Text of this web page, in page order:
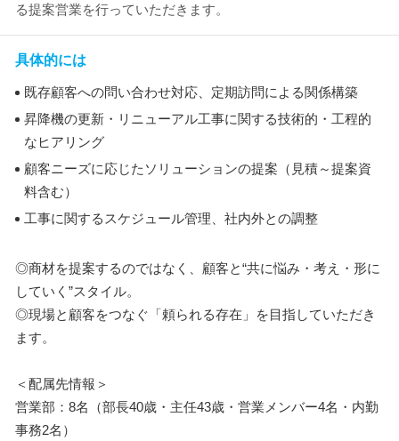
る提案営業を行っていただきます。
具体的には
既存顧客への問い合わせ対応、定期訪問による関係構築
昇降機の更新・リニューアル工事に関する技術的・工程的
なヒアリング
顧客ニーズに応じたソリューションの提案（見積～提案資
料含む）
工事に関するスケジュール管理、社内外との調整
◎商材を提案するのではなく、顧客と“共に悩み・考え・形に
していく”スタイル。
◎現場と顧客をつなぐ「頼られる存在」を目指していただき
ます。
＜配属先情報＞
営業部：8名（部長40歳・主任43歳・営業メンバー4名・内勤
事務2名）